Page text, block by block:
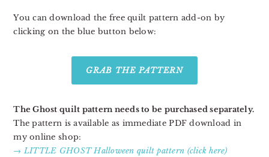
You candownload the free quilt pattern add-on by
clicking on the blue button below:
GRAB THE PATTERN
The Ghost quilt pattern needs to be purchased separately.
The pattern is available as immediate PDF download in
my online shop:
→ LITTLE GHOST Halloween quilt pattern (click here)